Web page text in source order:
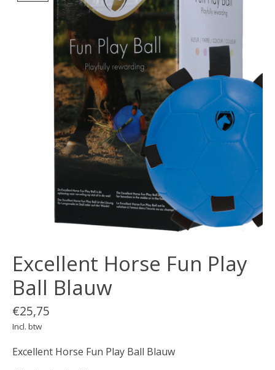
Excellent Horse Fun Play
Ball Blauw
€25,75
Incl. btw
Excellent Horse Fun Play Ball Blauw